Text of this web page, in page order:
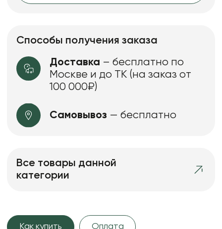
Способы получения заказа
Доставка – бесплатно по
Москве и до ТК (на заказ от
100 000₽)
Самовывоз — бесплатно
Все товары данной
категории
Как купить Оплата